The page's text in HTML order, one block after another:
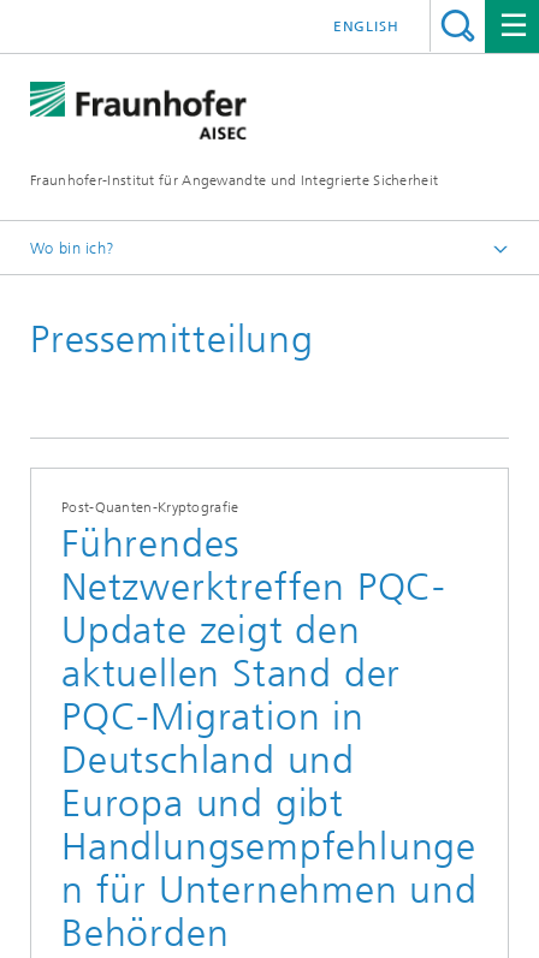
Fraunhofer-Institut für Angewandte und Integrierte Sicherheit
ENGLISH
Wo bin ich?
Presse und Veranstaltungen
Pressemitteilung
Post-Quanten-Kryptografie
Führendes
Netzwerktreffen PQC-
Update zeigt den
aktuellen Stand der
PQC-Migration in
Deutschland und
Europa und gibt
Handlungsempfehlunge
n für Unternehmen und
Behörden